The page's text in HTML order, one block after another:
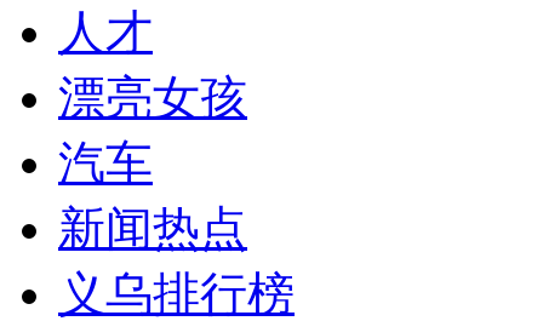
人才
漂亮女孩
汽车
新闻热点
义乌排行榜